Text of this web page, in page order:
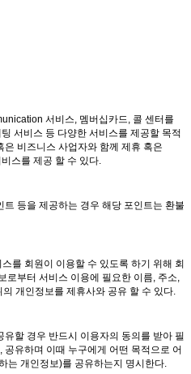
서비스, 멤버십카드, 콜 센터를
서비스 등 다양한 서비스를 제공할 목적
비즈니스 사업자와 함께 제휴 혹은
스를 제공 할 수 있다.
등을 제공하는 경우 해당 포인트는 환불
를 회원이 이용할 수 있도록 하기 위해 회
로부터 서비스 이용에 필요한 이름, 주소,
개인정보를 제휴사와 공유 할 수 있다.
할 경우 반드시 이용자의 동의를 받아 필
유하며 이때 누구에게 어떤 목적으로 어
는 개인정보)를 공유하는지 명시한다.